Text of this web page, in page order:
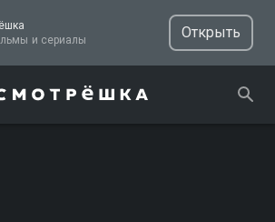
ТВ, фильмы и сериалы
Открыть